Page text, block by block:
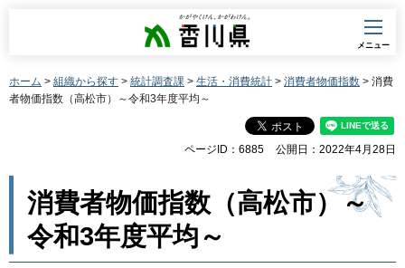
香川県
メニュー
ホーム > 組織から探す > 統計調査課 > 生活・消費統計 > 消費者物価指数 > 消費
者物価指数（高松市）～令和3年度平均～
ページID：6885 公開日：2022年4月28日
消費者物価指数（高松市）～
令和3年度平均～